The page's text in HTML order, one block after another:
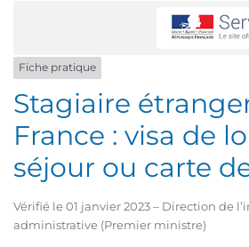
Fiche pratique
Stagiaire
France : visa de
séjour ou carte
Vérifié le 01 janvier 2023 – Direction de
administrative (Premier ministre)